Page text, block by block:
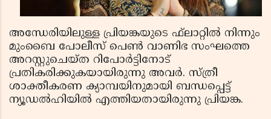
അന്ധേരിയിലുള്ള പ്രിയങ്കയുടെ ഫ്‌ലാറ്റില്‍ നിന്നും
മുംബൈ പോലീസ് പെണ്‍ വാണിഭ സംഘത്തെ
അറസ്റ്റുചെയ്ത റിപോര്‍ട്ടിനോട്
പ്രതികരിക്കുകയായിരുന്നു അവര്‍. സ്ത്രീ
ശാക്തീകരണ ക്യാമ്പയിനുമായി ബന്ധപ്പെട്ട്
ന്യൂഡല്‍ഹിയില്‍ എത്തിയതായിരുന്നു പ്രിയങ്ക.